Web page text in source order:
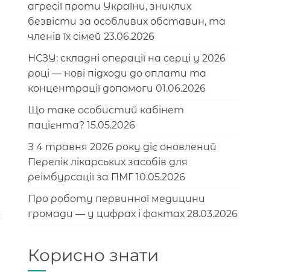
агресії проти України, зниклих
безвісти за особливих обставин, та
членів їх сімей 23.06.2026
НСЗУ: складні операції на серці у 2026
році — нові підходи до оплати та
концентрації допомоги 01.06.2026
Що таке особистий кабінет
пацієнта? 15.05.2026
З 4 травня 2026 року діє оновлений
Перелік лікарських засобів для
реімбурсації за ПМГ 10.05.2026
Про роботу первинної медицини
громади — у цифрах і фактах 28.03.2026
Корисно знати